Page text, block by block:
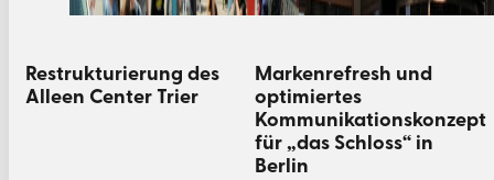
Restrukturierung des
Alleen Center Trier
Markenrefresh und
optimiertes
Kommunikationskonzept
für „das Schloss“ in
Berlin